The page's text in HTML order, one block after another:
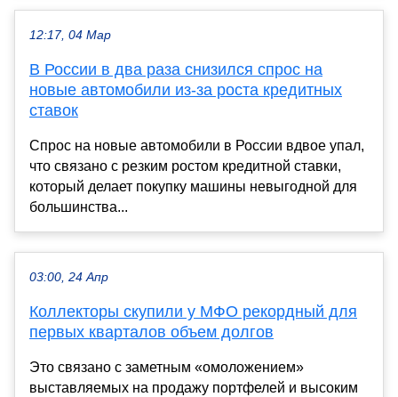
12:17, 04 Мар
В России в два раза снизился спрос на
новые автомобили из-за роста кредитных
ставок
Спрос на новые автомобили в России вдвое упал,
что связано с резким ростом кредитной ставки,
который делает покупку машины невыгодной для
большинства...
03:00, 24 Апр
Коллекторы скупили у МФО рекордный для
первых кварталов объем долгов
Это связано с заметным «омоложением»
выставляемых на продажу портфелей и высоким